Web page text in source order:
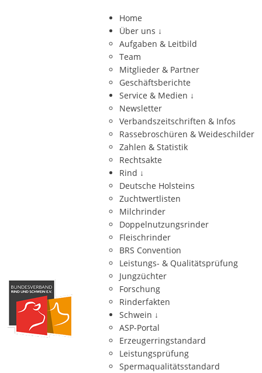
Home
Über uns ↓
Aufgaben & Leitbild
Team
Mitglieder & Partner
Geschäftsberichte
Service & Medien ↓
Newsletter
Verbandszeitschriften & Infos
Rassebroschüren & Weideschilder
Zahlen & Statistik
Rechtsakte
Rind ↓
Deutsche Holsteins
Zuchtwertlisten
Milchrinder
Doppelnutzungsrinder
Fleischrinder
BRS Convention
Leistungs- & Qualitätsprüfung
Jungzüchter
Forschung
Rinderfakten
Schwein ↓
ASP-Portal
Erzeugerringstandard
Leistungsprüfung
Spermaqualitätsstandard